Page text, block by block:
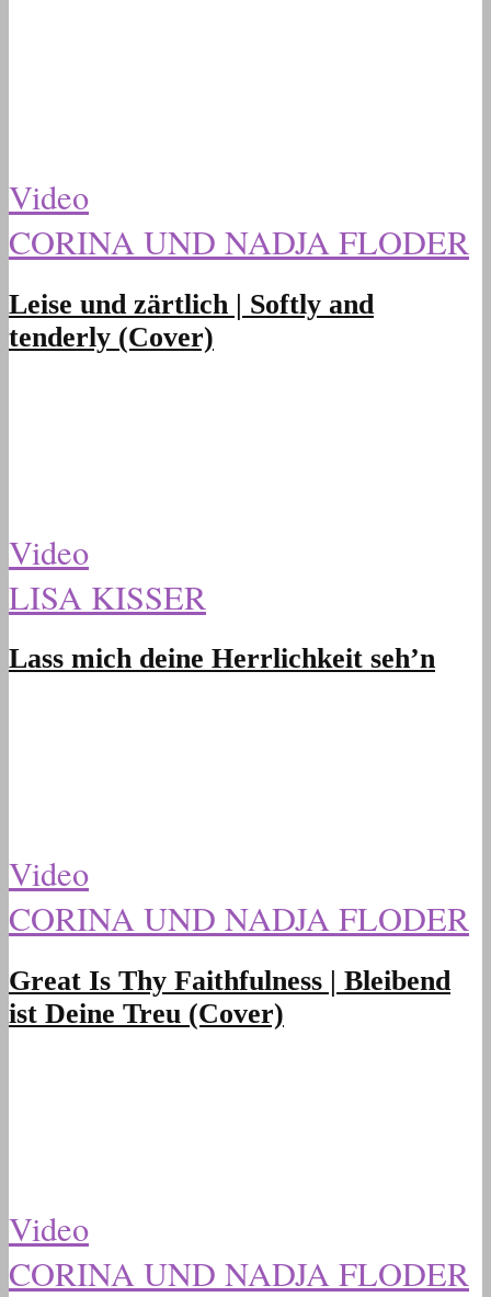
Video
CORINA UND NADJA FLODER
Leise und zärtlich | Softly and
tenderly (Cover)
Video
LISA KISSER
Lass mich deine Herrlichkeit seh’n
Video
CORINA UND NADJA FLODER
Great Is Thy Faithfulness | Bleibend
ist Deine Treu (Cover)
Video
CORINA UND NADJA FLODER